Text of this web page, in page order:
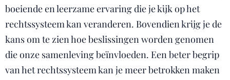
boeiende en leerzame ervaring die je kijk op het
rechtssysteem kan veranderen. Bovendien krijg je de
kans om te zien hoe beslissingen worden genomen
die onze samenleving beïnvloeden. Een beter begrip
van het rechtssysteem kan je meer betrokken maken